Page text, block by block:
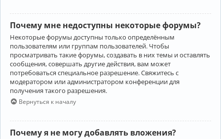
Почему мне недоступны некоторые форумы?
Некоторые форумы доступны только определённым
пользователям или группам пользователей. Чтобы
просматривать такие форумы, создавать в них темы и оставлять
сообщения, совершать другие действия, вам может
потребоваться специальное разрешение. Свяжитесь с
модератором или администратором конференции для
получения такого разрешения.
Вернуться к началу
Почему я не могу добавлять вложения?